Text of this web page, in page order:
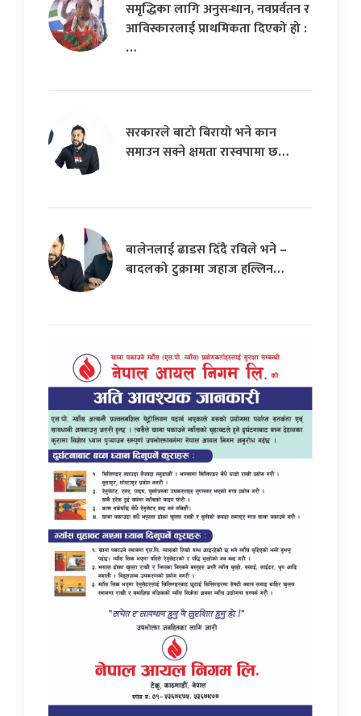
समृद्धिका लागि अनुसन्धान, नवप्रर्वतन र
आविस्कारलाई प्राथमिकता दिएको हो :
…
सरकारले बाटो बिरायो भने कान
समाउन सक्ने क्षमता रास्वपामा छ…
बालेनलाई ढाडस दिँदै रविले भने –
बादलको टुक्रामा जहाज हल्लिन…